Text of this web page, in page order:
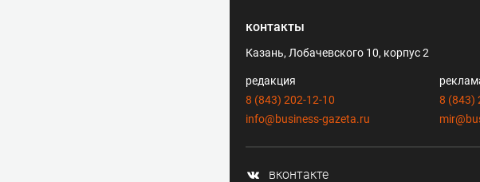
контакты
Казань, Лобачевского 10, корпус 2
редакция
8 (843) 202-12-10
info@business-gazeta.ru
8 (843)
вконтакте